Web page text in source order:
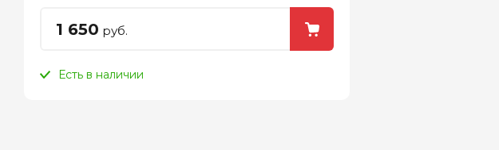
1 650 руб.
Есть в наличии